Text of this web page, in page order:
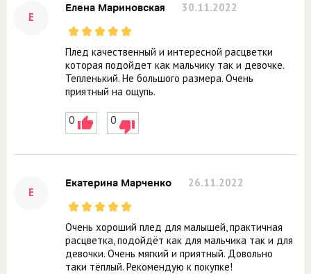
Е
Елена Мариновская 30.11.2022
Плед качественный и интересной расцветки
которая подойдет как мальчику так и девочке.
Тепленький. Не большого размера. Очень
приятный на ощупь.
0 0
Е
Екатерина Марченко 26.11.2022
Очень хороший плед для малышей, практичная
расцветка, подойдёт как для мальчика так и для
девочки. Очень мягкий и приятный. Довольно
таки тёплый. Рекомендую к покупке!